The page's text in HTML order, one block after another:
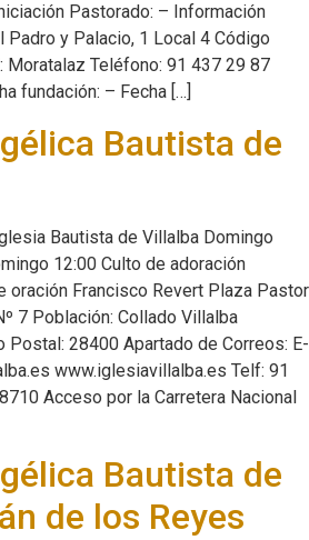
Pastorado: – Información
Padro y Palacio, 1 Local 4 Código
Moratalaz Teléfono: 91 437 29 87
fundación: – Fecha […]
Bautista de
Bautista de Villalba Domingo
12:00 Culto de adoración
oración Francisco Revert Plaza Pastor
7 Población: Collado Villalba
Postal: 28400 Apartado de Correos: E-
www.iglesiavillalba.es Telf: 91
Acceso por la Carretera Nacional
Bautista de
de los Reyes